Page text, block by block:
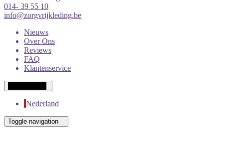
014- 39 55 10
info@zorgvrijkleding.be
Nieuws
Over Ons
Reviews
FAQ
Klantenservice
Nederland
Toggle navigation